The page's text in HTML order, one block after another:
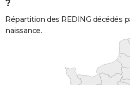
?
Répartition des REDING décédés
naissance.